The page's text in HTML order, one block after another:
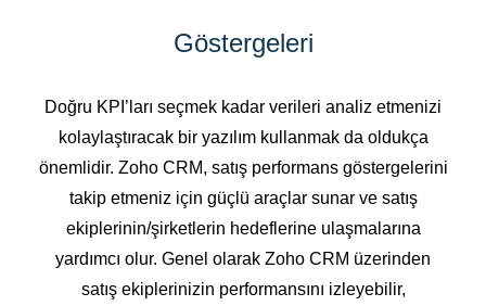
Göstergeleri
Doğru KPI’ları seçmek kadar verileri analiz etmenizi
kolaylaştıracak bir yazılım kullanmak da oldukça
önemlidir. Zoho CRM, satış performans göstergelerini
takip etmeniz için güçlü araçlar sunar ve satış
ekiplerinin/şirketlerin hedeflerine ulaşmalarına
yardımcı olur. Genel olarak Zoho CRM üzerinden
satış ekiplerinizin performansını izleyebilir,